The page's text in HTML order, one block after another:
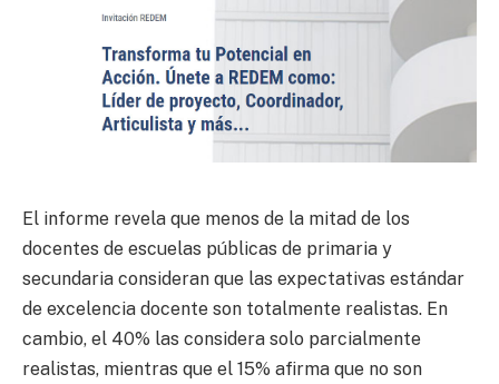
El informe revela que menos de la mitad de los
docentes de escuelas públicas de primaria y
secundaria consideran que las expectativas estándar
de excelencia docente son totalmente realistas. En
cambio, el 40% las considera solo parcialmente
realistas, mientras que el 15% afirma que no son